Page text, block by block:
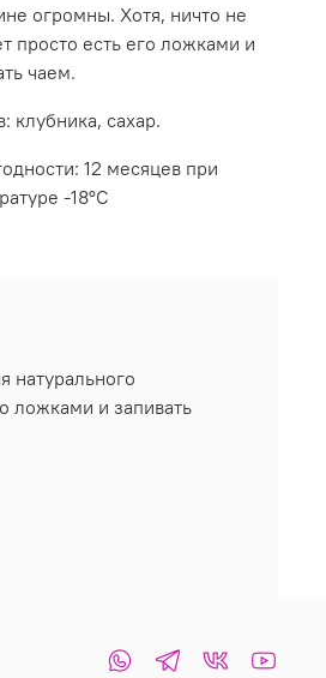
огромны. Хотя, ничто не
просто есть его ложками и
чаем.
клубника, сахар.
12 месяцев при
-18°C
натурального
ложками и запивать